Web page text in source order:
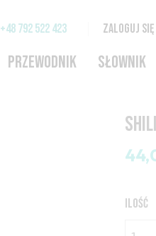
+48 792 522 423 ZALOGUJ SIĘ
PRZEWODNIK SŁOWNIK
ILOŚĆ